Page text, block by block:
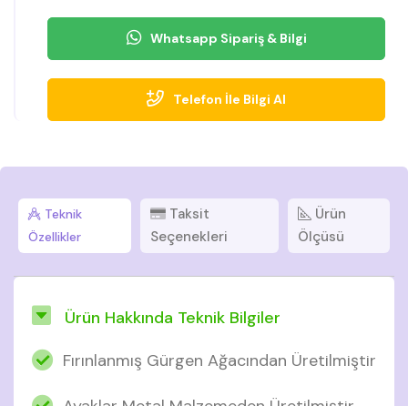
Whatsapp Sipariş & Bilgi
Telefon İle Bilgi Al
Teknik
Özellikler
Taksit
Seçenekleri
Ürün
Ölçüsü
Ürün Hakkında Teknik Bilgiler
Fırınlanmış Gürgen Ağacından Üretilmiştir